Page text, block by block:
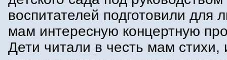
воспитателей подготовили для
мам интересную концертную
Дети читали в честь мам стихи,